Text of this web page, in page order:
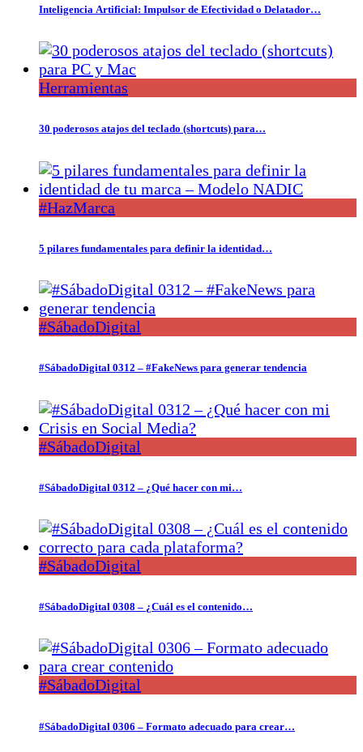
Inteligencia Artificial: Impulsor de Efectividad o Delatador…
Herramientas
30 poderosos atajos del teclado (shortcuts) para…
#HazMarca
5 pilares fundamentales para definir la identidad…
#SábadoDigital
#SábadoDigital 0312 – #FakeNews para generar tendencia
#SábadoDigital
#SábadoDigital 0312 – ¿Qué hacer con mi…
#SábadoDigital
#SábadoDigital 0308 – ¿Cuál es el contenido…
#SábadoDigital
#SábadoDigital 0306 – Formato adecuado para crear…